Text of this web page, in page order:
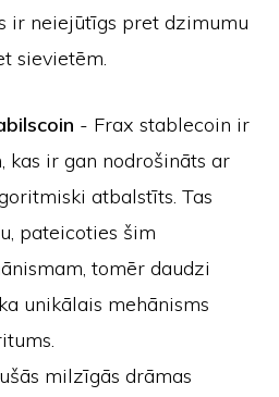
ir neiejūtīgs pret dzimumu
sievietēm.
- Frax stablecoin ir
kas ir gan nodrošināts ar
atbalstīts. Tas
pateicoties šim
tomēr daudzi
unikālais mehānisms
milzīgās drāmas